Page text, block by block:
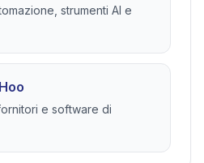
strumenti AI e
e software di